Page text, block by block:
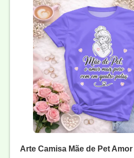
Arte Camisa Mãe de Pet